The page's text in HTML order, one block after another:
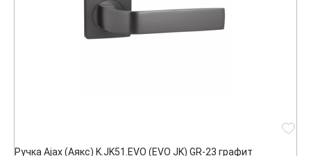
Ручка Ajax (Аякс) K.JK51.EVO (EVO JK) GR-23 графит